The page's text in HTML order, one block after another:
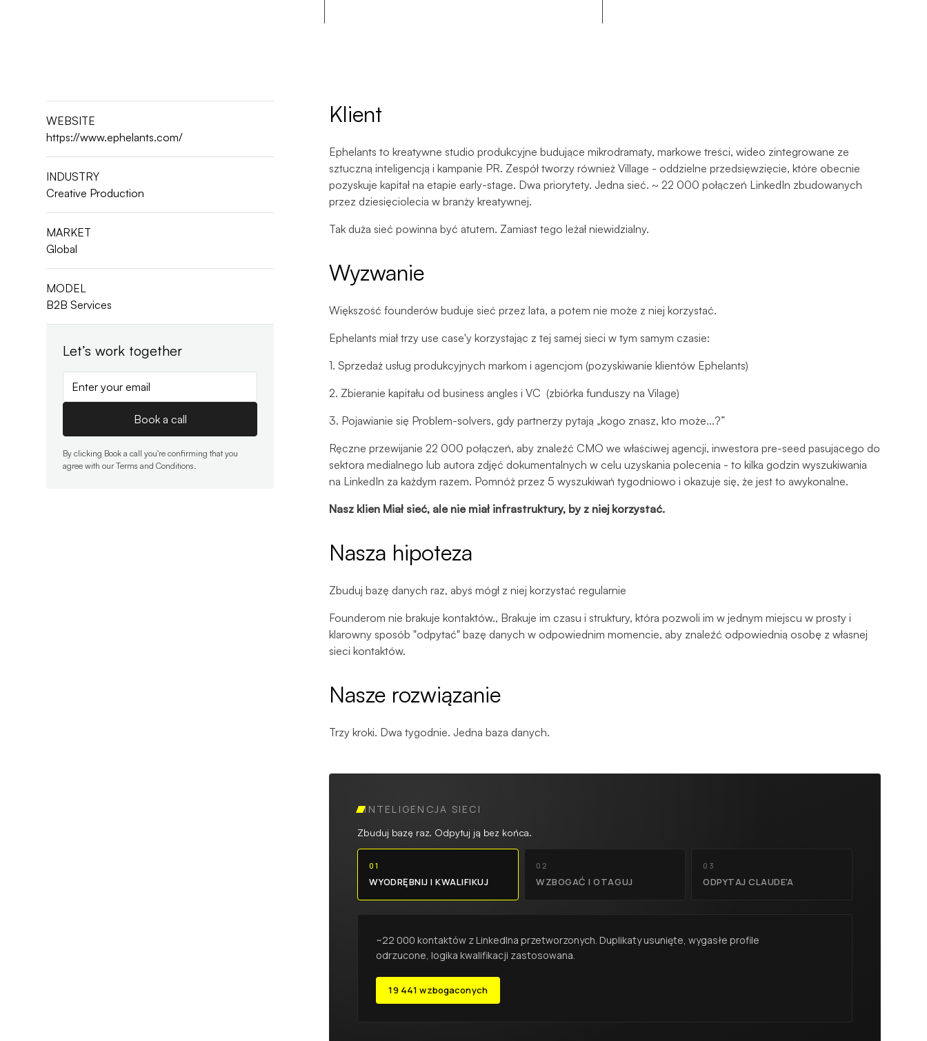
WEBSITE
https://www.ephelants.com/
INDUSTRY
Creative Production
MARKET
Global
MODEL
B2B Services
Let’s work together
By clicking Book a call you're confirming that you
agree with ourTerms and Conditions.
Klient
Ephelants to kreatywne studio produkcyjne budujące mikrodramaty, markowe treści, wideo zintegrowane ze
sztuczną inteligencją i kampanie PR. Zespół tworzy również Village - oddzielne przedsięwzięcie, które obecnie
pozyskuje kapitał na etapie early-stage. Dwa priorytety. Jedna sieć. ~ 22 000 połączeń LinkedIn zbudowanych
przez dziesięciolecia w branży kreatywnej.
Tak duża sieć powinna być atutem. Zamiast tego leżał niewidzialny.
Wyzwanie
Większość founderów buduje sieć przez lata, a potem nie może z niej korzystać.
Ephelants miał trzy use case'y korzystając z tej samej sieci w tym samym czasie:
1. Sprzedaż usług produkcyjnych markom i agencjom (pozyskiwanie klientów Ephelants)
2. Zbieranie kapitału od business angles i VC (zbiórka funduszy na Vilage)
3. Pojawianie się Problem-solvers, gdy partnerzy pytają „kogo znasz, kto może...?”
Ręczne przewijanie 22 000 połączeń, aby znaleźć CMO we właściwej agencji, inwestora pre-seed pasującego do
sektora medialnego lub autora zdjęć dokumentalnych w celu uzyskania polecenia - to kilka godzin wyszukiwania
na LinkedIn za każdym razem. Pomnóż przez 5 wyszukiwań tygodniowo i okazuje się, że jest to awykonalne.
Nasz klien Miał sieć, ale nie miał infrastruktury, by z niej korzystać.
Nasza hipoteza
Zbuduj bazę danych raz, abyś mógł z niej korzystać regularnie
Founderom nie brakuje kontaktów., Brakuje im czasu i struktury, która pozwoli im w jednym miejscu w prosty i
klarowny sposób "odpytać" bazę danych w odpowiednim momencie, aby znaleźć odpowiednią osobę z własnej
sieci kontaktów.
Nasze rozwiązanie
Trzy kroki. Dwa tygodnie. Jedna baza danych.
INTELIGENCJA SIECI
Zbuduj bazę raz. Odpytuj ją bez końca.
01
WYODRĘBNIJ I KWALIFIKUJ
02
WZBOGAĆ I OTAGUJ
03
ODPYTAJ CLAUDE'A
~22 000 kontaktów z LinkedIna przetworzonych. Duplikaty usunięte, wygasłe profile
odrzucone, logika kwalifikacji zastosowana.
19 441 wzbogaconych